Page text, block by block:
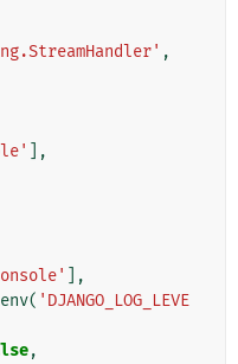
,
],
],
( 'DJANGO_LOG_LEVE
,